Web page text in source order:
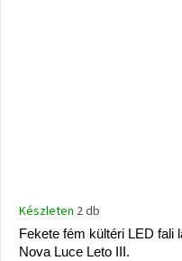
Fekete fém kültéri LED fali
Nova Luce Leto III.
Készleten 2 db